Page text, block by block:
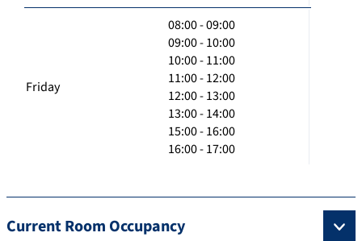
Friday
08:00 - 09:00
09:00 - 10:00
10:00 - 11:00
11:00 - 12:00
12:00 - 13:00
13:00 - 14:00
15:00 - 16:00
16:00 - 17:00
Current Room Occupancy